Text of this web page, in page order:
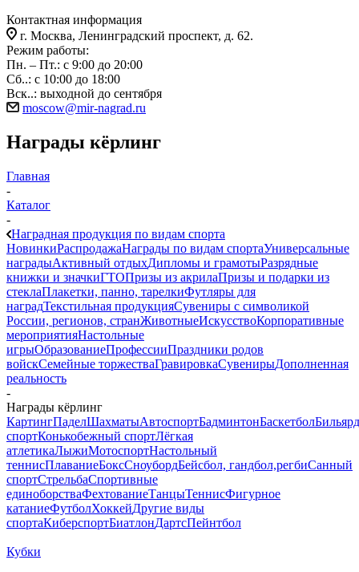
Контактная информация
г. Москва, Ленинградский проспект, д. 62.
Режим работы:
Пн. – Пт.: с 9:00 до 20:00
Сб..: с 10:00 до 18:00
Вск..: выходной до сентября
moscow@mir-nagrad.ru
Награды кёрлинг
Главная
-
Каталог
-
Наградная продукция по видам спорта
НовинкиРаспродажаНаграды по видам спортаУниверсальные
наградыАктивный отдыхДипломы и грамотыРазрядные
книжки и значкиГТОПризы из акрилаПризы и подарки из
стеклаПлакетки, панно, тарелкиФутляры для
наградТекстильная продукцияСувениры с символикой
России, регионов, странЖивотныеИскусствоКорпоративные
мероприятияНастольные
игрыОбразованиеПрофессииПраздники родов
войскСемейные торжестваГравировкаСувенирыДополненная
реальность
-
Награды кёрлинг
КартингПаделШахматыАвтоспортБадминтонБаскетболБильярд
спортКонькобежный спортЛёгкая
атлетикаЛыжиМотоспортНастольный
теннисПлаваниеБоксСноубордБейсбол, гандбол,регбиСанный
спортСтрельбаСпортивные
единоборстваФехтованиеТанцыТеннисФигурное
катаниеФутболХоккейДругие виды
спортаКиберспортБиатлонДартсПейнтбол
Кубки